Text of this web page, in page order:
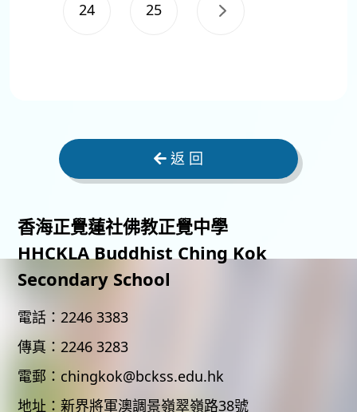
24 25
返 回
香海正覺蓮社佛教正覺中學
HHCKLA Buddhist Ching Kok
Secondary School
電話： 2246 3383
傳真： 2246 3283
電郵： chingkok@bckss.edu.hk
地址： 新界將軍澳調景嶺翠嶺路38號